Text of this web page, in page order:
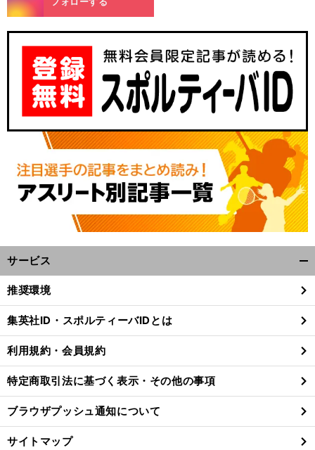
７
へ
サービス
閉
る
推奨環境
集英社ID・スポルティーバIDとは
利用規約・会員規約
特定商取引法に基づく表示・その他の事項
ブラウザプッシュ通知について
サイトマップ